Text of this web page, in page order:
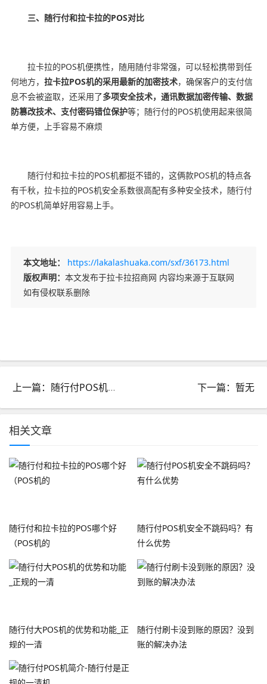
三、随行付和拉卡拉的POS对比
拉卡拉的POS机便携性，随用随付非常强，可以轻松携带到任
何地方， 拉卡拉POS机的采用最新的加密技术，确保客户的支付信
息不会被盗取，还采用了多项安全技术，通讯数据加密传输、数据
防篡改技术、支付密码错位保护等；随行付的POS机使用起来很简
单方便，上手容易不麻烦
随行付和拉卡拉的POS机都挺不错的，这俩款POS机的特点各
有千秋，拉卡拉的POS机安全系数很高配有多种安全技术，随行付
的POS机简单好用容易上手。
本文地址：
https://lakalashuaka.com/sxf/36173.html
版权声明： 本文发布于拉卡拉招商网 内容均来源于互联网
如有侵权联系删除
上一篇：随行付POS机安全不跳码吗？有什么优势 下一篇：暂无
相关文章
随行付和拉卡拉的POS哪个好
（POS机的
随行付POS机安全不跳码吗？有
什么优势
随行付大POS机的优势和功能_正
规的一清
随行付刷卡没到账的原因？没到
账的解决办法